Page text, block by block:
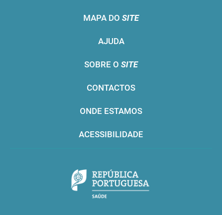
MAPA DO SITE
AJUDA
SOBRE O SITE
CONTACTOS
ONDE ESTAMOS
ACESSIBILIDADE